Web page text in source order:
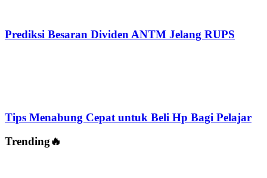
Prediksi Besaran Dividen ANTM Jelang RUPS
Tips Menabung Cepat untuk Beli Hp Bagi Pelajar
Trending🔥